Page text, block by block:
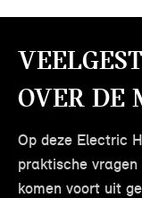
over de
Op deze Electric
praktische
komen voort uit